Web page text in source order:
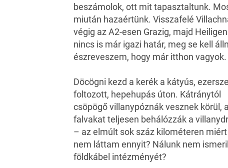
beszámolok, ott mit tapasztaltunk.
miután hazaértünk. Visszafelé
végig az A2-esen Grazig, majd
nincs is már igazi határ, meg se kell
észreveszem, hogy már itthon vagyok.
Döcögni kezd a kerék a kátyús,
foltozott, hepehupás úton. Kátránytól
csöpögő villanypóznák vesznek körül,
falvakat teljesen behálózzák a
– az elmúlt sok száz kilométeren miért
nem láttam ennyit? Nálunk nem
földkábel intézményét?